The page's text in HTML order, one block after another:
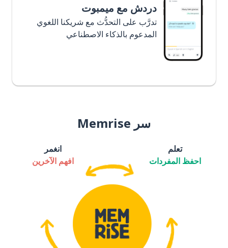
دردش مع ميمبوت
تدرَّب على التحدُّث مع شريكنا اللغوي
المدعوم بالذكاء الاصطناعي
سر Memrise
تعلم
احفظ المفردات
انغمر
افهم الآخرين